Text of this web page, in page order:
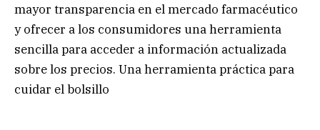
mayor transparencia en el mercado farmacéutico
y ofrecer a los consumidores una herramienta
sencilla para acceder a información actualizada
sobre los precios. Una herramienta práctica para
cuidar el bolsillo